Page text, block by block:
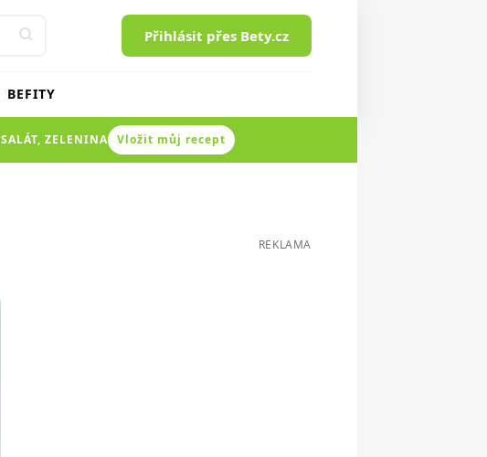
Přihlásit přes Bety.cz
BEFITY
SALÁT, ZELENINA Vložit můj recept
REKLAMA